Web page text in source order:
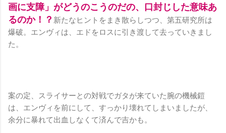
画に支障」がどうのこうのだの、口封じした意味あ
るのか！？ 新たなヒントをまき散らしつつ、第五研究所は
爆破。エンヴィは、エドをロスに引き渡して去っていきまし
た。
案の定、スライサーとの対戦でガタが来ていた腕の機械鎧
は、エンヴィを前にして、すっかり壊れてしまいましたが、
余分に暴れて出血しなくて済んで吉かも。